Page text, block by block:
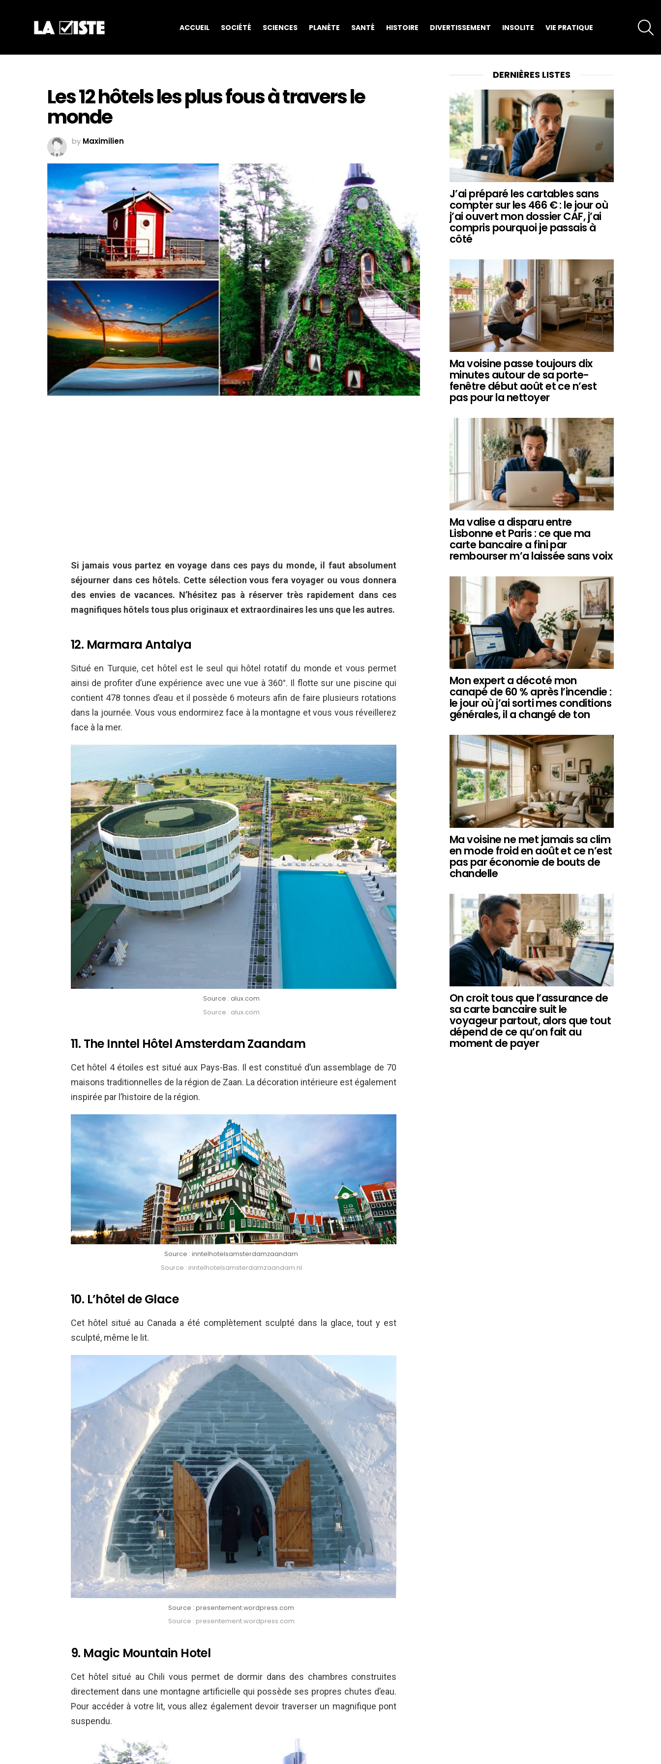
ACCUEIL SOCIÉTÉ SCIENCES PLANÈTE SANTÉ HISTOIRE DIVERTISSEMENT INSOLITE VIE PRATIQUE
Les 12 hôtels les plus fous à travers le
monde
by Maximilien
Si jamais vous partez en voyage dans ces pays du monde, il faut absolument
séjourner dans ces hôtels. Cette sélection vous fera voyager ou vous donnera
des envies de vacances. N’hésitez pas à réserver très rapidement dans ces
magnifiques hôtels tous plus originaux et extraordinaires les uns que les autres.
12. Marmara Antalya
Situé en Turquie, cet hôtel est le seul qui hôtel rotatif du monde et vous permet
ainsi de profiter d’une expérience avec une vue à 360°. Il flotte sur une piscine qui
contient 478 tonnes d’eau et il possède 6 moteurs afin de faire plusieurs rotations
dans la journée. Vous vous endormirez face à la montagne et vous vous réveillerez
face à la mer.
Source : alux.com
Source : alux.com
11. The Inntel Hôtel Amsterdam Zaandam
Cet hôtel 4 étoiles est situé aux Pays-Bas. Il est constitué d’un assemblage de 70
maisons traditionnelles de la région de Zaan. La décoration intérieure est également
inspirée par l’histoire de la région.
Source : inntelhotelsamsterdamzaandam
Source : inntelhotelsamsterdamzaandam.nl
10. L’hôtel de Glace
Cet hôtel situé au Canada a été complètement sculpté dans la glace, tout y est
sculpté, même le lit.
Source : presentement.wordpress.com
Source : presentement.wordpress.com
9. Magic Mountain Hotel
Cet hôtel situé au Chili vous permet de dormir dans des chambres construites
directement dans une montagne artificielle qui possède ses propres chutes d’eau.
Pour accéder à votre lit, vous allez également devoir traverser un magnifique pont
suspendu.
DERNIÈRES LISTES
J’ai préparé les cartables sans
compter sur les 466 € : le jour où
j’ai ouvert mon dossier CAF, j’ai
compris pourquoi je passais à
côté
Ma voisine passe toujours dix
minutes autour de sa porte-
fenêtre début août et ce n’est
pas pour la nettoyer
Ma valise a disparu entre
Lisbonne et Paris : ce que ma
carte bancaire a fini par
rembourser m’a laissée sans voix
Mon expert a décoté mon
canapé de 60 % après l’incendie :
le jour où j’ai sorti mes conditions
générales, il a changé de ton
Ma voisine ne met jamais sa clim
en mode froid en août et ce n’est
pas par économie de bouts de
chandelle
On croit tous que l’assurance de
sa carte bancaire suit le
voyageur partout, alors que tout
dépend de ce qu’on fait au
moment de payer